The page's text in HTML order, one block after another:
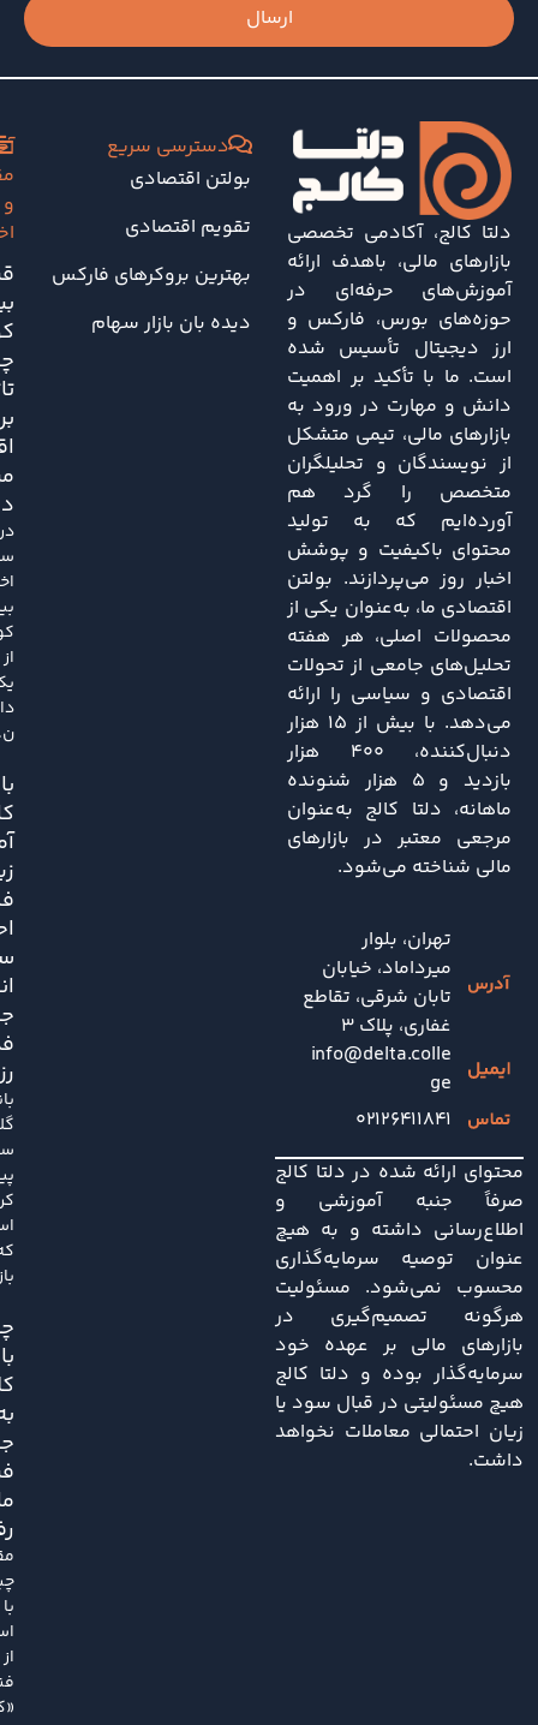
ارسال
دلتا کالج، آکادمی تخصصی
بازارهای مالی، باهدف ارائه
آموزش‌های حرفه‌ای در
حوزه‌های بورس، فارکس و
ارز دیجیتال تأسیس شده
است. ما با تأکید بر اهمیت
دانش و مهارت در ورود به
بازارهای مالی، تیمی متشکل
از نویسندگان و تحلیلگران
متخصص را گرد هم
آورده‌ایم که به تولید
محتوای باکیفیت و پوشش
اخبار روز می‌پردازند. بولتن
اقتصادی ما، به‌عنوان یکی از
محصولات اصلی، هر هفته
تحلیل‌های جامعی از تحولات
اقتصادی و سیاسی را ارائه
می‌دهد. با بیش از ۱۵ هزار
دنبال‌کننده، ۴۰۰ هزار
بازدید و ۵ هزار شنونده
ماهانه، دلتا کالج به‌عنوان
مرجعی معتبر در بازارهای
مالی شناخته می‌شود.
تهران، بلوار
میرداماد، خیابان
تابان شرقی، تقاطع
غفاری، پلاک 3
info@delta.colle
ge
۰۲۱۲۶۴۱۱۸۴۱
محتوای ارائه شده در دلتا کالج
صرفاً جنبه آموزشی و
اطلاع‌رسانی داشته و به هیچ
عنوان توصیه سرمایه‌گذاری
محسوب نمی‌شود. مسئولیت
هرگونه تصمیم‌گیری در
بازارهای مالی بر عهده خود
سرمایه‌گذار بوده و دلتا کالج
هیچ مسئولیتی در قبال سود یا
زیان احتمالی معاملات نخواهد
داشت.
دسترسی سریع
بولتن اقتصادی
تقویم اقتصادی
بهترین بروکرهای فارکس
دیده بان بازار سهام
و
بر
در
از
با
با
از